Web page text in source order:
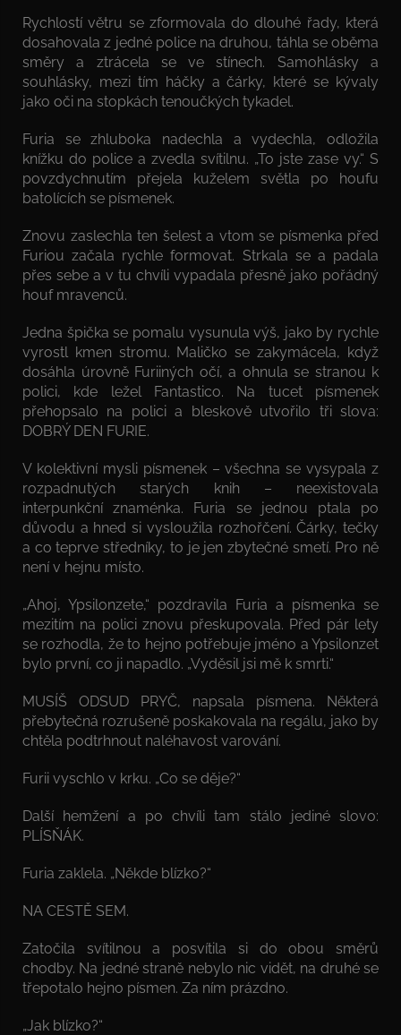
Rychlostí větru se zformovala do dlouhé řady, která
dosahovala z jedné police na druhou, táhla se oběma
směry a ztrácela se ve stínech. Samohlásky a
souhlásky, mezi tím háčky a čárky, které se kývaly
jako oči na stopkách tenoučkých tykadel.
Furia se zhluboka nadechla a vydechla, odložila
knížku do police a zvedla svítilnu. „To jste zase vy.“ S
povzdychnutím přejela kuželem světla po houfu
batolících se písmenek.
Znovu zaslechla ten šelest a vtom se písmenka před
Furiou začala rychle formovat. Strkala se a padala
přes sebe a v tu chvíli vypadala přesně jako pořádný
houf mravenců.
Jedna špička se pomalu vysunula výš, jako by rychle
vyrostl kmen stromu. Maličko se zakymácela, když
dosáhla úrovně Furiiných očí, a ohnula se stranou k
polici, kde ležel Fantastico. Na tucet písmenek
přehopsalo na polici a bleskově utvořilo tři slova:
DOBRÝ DEN FURIE.
V kolektivní mysli písmenek – všechna se vysypala z
rozpadnutých starých knih – neexistovala
interpunkční znaménka. Furia se jednou ptala po
důvodu a hned si vysloužila rozhořčení. Čárky, tečky
a co teprve středníky, to je jen zbytečné smetí. Pro ně
není v hejnu místo.
„Ahoj, Ypsilonzete,“ pozdravila Furia a písmenka se
mezitím na polici znovu přeskupovala. Před pár lety
se rozhodla, že to hejno potřebuje jméno a Ypsilonzet
bylo první, co ji napadlo. „Vyděsil jsi mě k smrti.“
MUSÍŠ ODSUD PRYČ, napsala písmena. Některá
přebytečná rozrušeně poskakovala na regálu, jako by
chtěla podtrhnout naléhavost varování.
Furii vyschlo v krku. „Co se děje?“
Další hemžení a po chvíli tam stálo jediné slovo:
PLÍSŇÁK.
Furia zaklela. „Někde blízko?“
NA CESTĚ SEM.
Zatočila svítilnou a posvítila si do obou směrů
chodby. Na jedné straně nebylo nic vidět, na druhé se
třepotalo hejno písmen. Za ním prázdno.
„Jak blízko?“